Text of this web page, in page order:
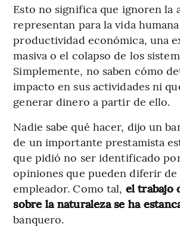
Esto no significa que ignoren la
representan para la vida
productividad económica, una
masiva o el colapso de los
Simplemente, no saben cómo
impacto en sus actividades ni
generar dinero a partir de ello.
Nadie sabe qué hacer, dijo un
de un importante prestamista
que pidió no ser identificado
opiniones que pueden diferir de
empleador. Como tal, el trabajo
sobre la naturaleza se ha
banquero.